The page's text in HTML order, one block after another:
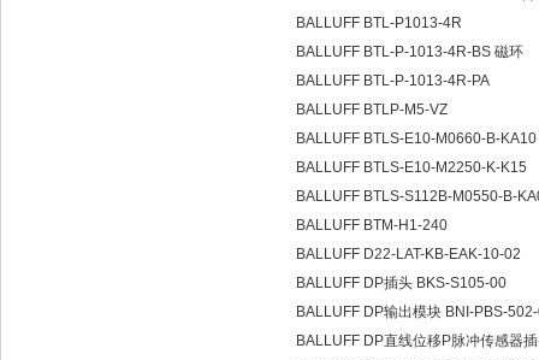
BALLUFF BTL-P1013-4R
BALLUFF BTL-P-1013-4R-BS 磁环
BALLUFF BTL-P-1013-4R-PA
BALLUFF BTLP-M5-VZ
BALLUFF BTLS-E10-M0660-B-KA10
BALLUFF BTLS-E10-M2250-K-K15
BALLUFF BTLS-S112B-M0550-B-
BALLUFF BTM-H1-240
BALLUFF D22-LAT-KB-EAK-10-02
BALLUFF DP插头 BKS-S105-00
BALLUFF DP输出模块 BNI-PBS-
BALLUFF DP直线位移P脉冲传感器